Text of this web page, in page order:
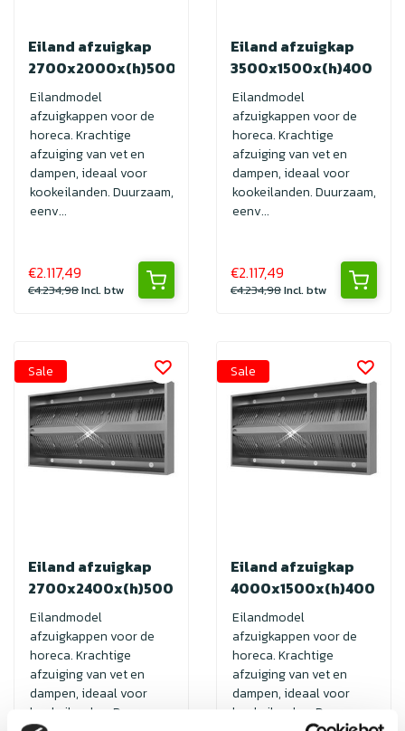
Eiland afzuigkap
2700x2000x(h)500
Eilandmodel
afzuigkappen voor de
horeca. Krachtige
afzuiging van vet en
dampen, ideaal voor
kookeilanden. Duurzaam,
eenv...
€2.117,49
€4.234,98Incl. btw
Eiland afzuigkap
3500x1500x(h)400
Eilandmodel
afzuigkappen voor de
horeca. Krachtige
afzuiging van vet en
dampen, ideaal voor
kookeilanden. Duurzaam,
eenv...
€2.117,49
€4.234,98Incl. btw
Eiland afzuigkap
2700x2400x(h)500
Eilandmodel
afzuigkappen voor de
horeca. Krachtige
afzuiging van vet en
dampen, ideaal voor
kookeilanden. Duurzaam,
Sale
Eiland afzuigkap
4000x1500x(h)400
Eilandmodel
afzuigkappen voor de
horeca. Krachtige
afzuiging van vet en
dampen, ideaal voor
kookeilanden. Duurzaam,
Sale